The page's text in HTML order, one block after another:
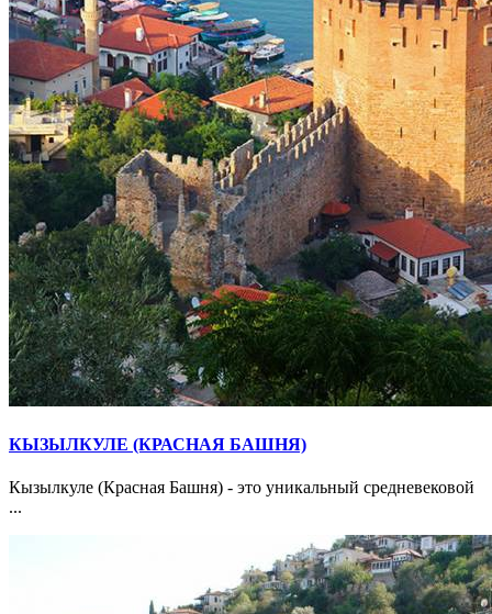
КЫЗЫЛКУЛЕ (КРАСНАЯ БАШНЯ)
Кызылкуле (Красная Башня) - это уникальный средневековой
...